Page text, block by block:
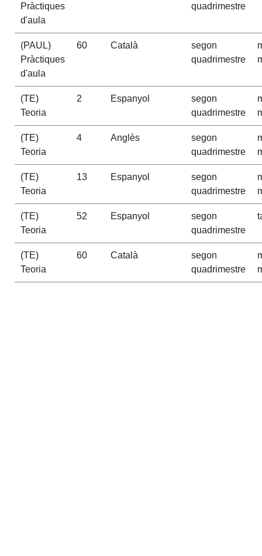
Pràctiques
d'aula
quadrimestre
(PAUL)
Pràctiques
d'aula
60 Català
segon
quadrimestre
(TE)
Teoria
2 Espanyol
segon
quadrimestre
(TE)
Teoria
4 Anglès
segon
quadrimestre
(TE)
Teoria
13 Espanyol
segon
quadrimestre
(TE)
Teoria
52 Espanyol
segon
quadrimestre
(TE)
Teoria
60 Català
segon
quadrimestre